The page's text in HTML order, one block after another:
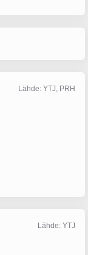
Lähde: YTJ, PRH
Lähde: YTJ